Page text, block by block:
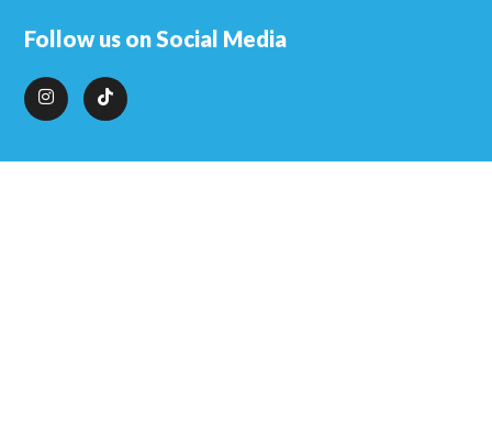
Follow us on Social Media